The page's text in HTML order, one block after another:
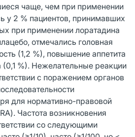
чаще, чем при применении
у 2 % пациентов, принимавших
при применении лоратадина
отмечались головная
(1,2 %), повышение аппетита
(0,1 %). Нежелательные реакции
с поражением органов
для нормативно-правовой
Частота возникновения
со следующими